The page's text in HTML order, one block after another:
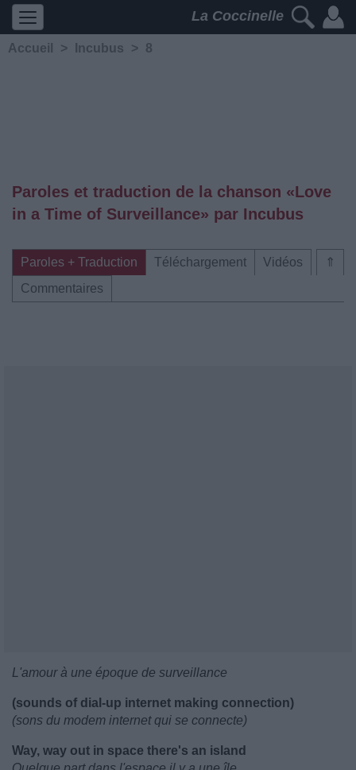
La Coccinelle
Accueil > Incubus > 8
Paroles et traduction de la chanson «Love
in a Time of Surveillance» par Incubus
⇑
Paroles + Traduction Téléchargement
Vidéos
Commentaires
L'amour à une époque de surveillance
(sounds of dial-up internet making connection)
(sons du modem internet qui se connecte)
Way, way out in space there's an island